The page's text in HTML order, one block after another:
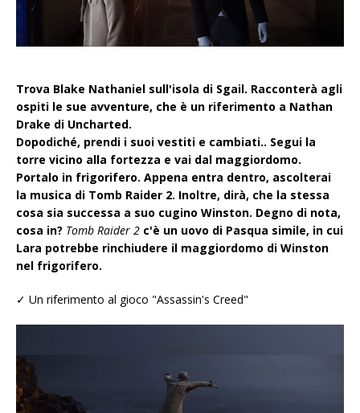
Trova Blake Nathaniel sull'isola di Sgail. Racconterà agli
ospiti le sue avventure, che è un riferimento a Nathan
Drake di Uncharted.
Dopodiché, prendi i suoi vestiti e cambiati.. Segui la
torre vicino alla fortezza e vai dal maggiordomo.
Portalo in frigorifero. Appena entra dentro, ascolterai
la musica di Tomb Raider 2. Inoltre, dirà, che la stessa
cosa sia successa a suo cugino Winston. Degno di nota,
cosa in? Tomb Raider 2 c'è un uovo di Pasqua simile, in cui
Lara potrebbe rinchiudere il maggiordomo di Winston
nel frigorifero.
✓ Un riferimento al gioco "Assassin's Creed"